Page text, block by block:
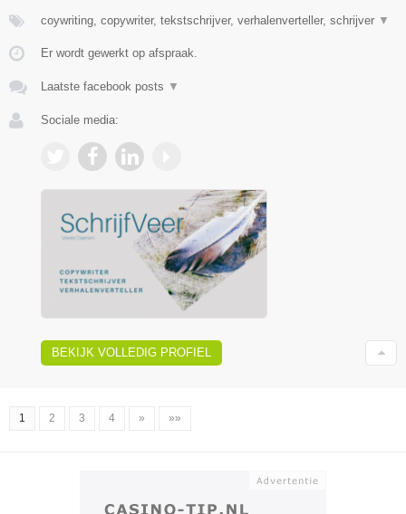
coywriting, copywriter, tekstschrijver, verhalenverteller, schrijver ▼
Er wordt gewerkt op afspraak.
Laatste facebook posts ▼
Sociale media:
BEKIJK VOLLEDIG PROFIEL
1 2 3 4 » »»